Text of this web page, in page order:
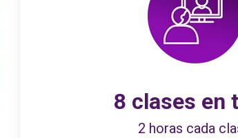
8 clases en
2 horas cada